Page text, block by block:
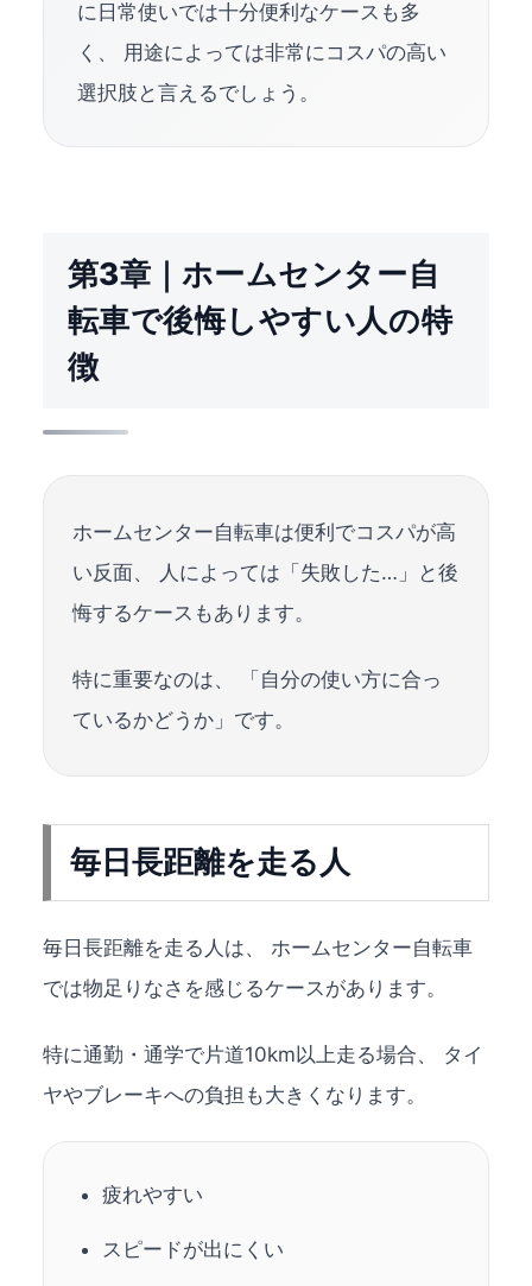
に日常使いでは十分便利なケースも多
く、 用途によっては非常にコスパの高い
選択肢と言えるでしょう。
第3章｜ホームセンター自
転車で後悔しやすい人の特
徴
ホームセンター自転車は便利でコスパが高
い反面、 人によっては「失敗した…」と後
悔するケースもあります。
特に重要なのは、 「自分の使い方に合っ
ているかどうか」です。
毎日長距離を走る人
毎日長距離を走る人は、 ホームセンター自転車
では物足りなさを感じるケースがあります。
特に通勤・通学で片道10km以上走る場合、 タイ
ヤやブレーキへの負担も大きくなります。
疲れやすい
スピードが出にくい